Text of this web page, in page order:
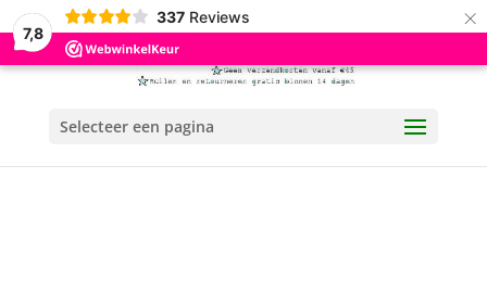
7,8
337 Reviews ×
Selecteer een pagina